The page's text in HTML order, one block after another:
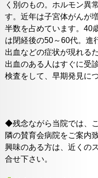
く別のもの。ホルモン異
す。近年は子宮体がんが
半数を占めています。40
は閉経後の50～60代。進
出血などの症状が現れる
出血のある人はすぐに受
検査をして、早期発見に
◆残念ながら当院では、
隣の賛育会病院をご案内
興味のある方は、近くの
合せ下さい。